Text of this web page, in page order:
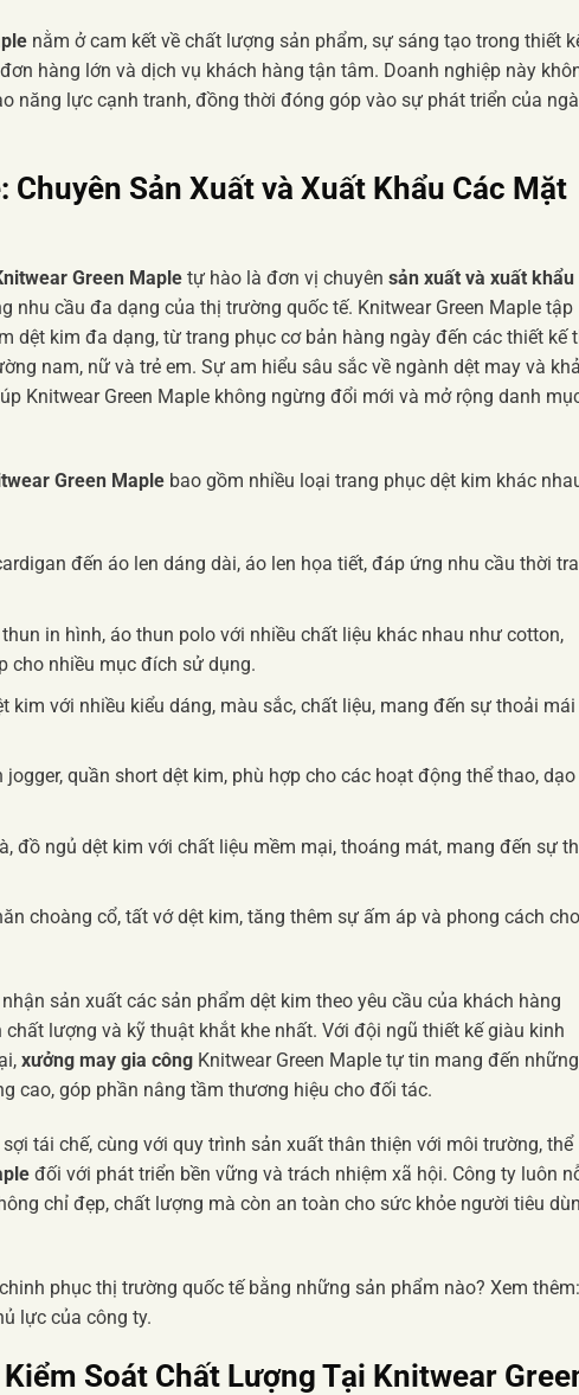
nằm ở cam kết về chất lượng sản phẩm, sự sáng tạo trong thiết
hàng lớn và dịch vụ khách hàng tận tâm. Doanh nghiệp này
năng lực cạnh tranh, đồng thời đóng góp vào sự phát triển của
Chuyên Sản Xuất và Xuất Khẩu Các Mặt
Green Maple tự hào là đơn vị chuyên sản xuất và xuất khẩu
nhu cầu đa dạng của thị trường quốc tế. Knitwear Green Maple tập
dệt kim đa dạng, từ trang phục cơ bản hàng ngày đến các thiết kế
nam, nữ và trẻ em. Sự am hiểu sâu sắc về ngành dệt may và khả
Knitwear Green Maple không ngừng đổi mới và mở rộng danh
Green Maple bao gồm nhiều loại trang phục dệt kim khác
đến áo len dáng dài, áo len họa tiết, đáp ứng nhu cầu thời
in hình, áo thun polo với nhiều chất liệu khác nhau như cotton,
cho nhiều mục đích sử dụng.
kim với nhiều kiểu dáng, màu sắc, chất liệu, mang đến sự thoải mái
jogger, quần short dệt kim, phù hợp cho các hoạt động thể thao, dạo
đồ ngủ dệt kim với chất liệu mềm mại, thoáng mát, mang đến sự
choàng cổ, tất vớ dệt kim, tăng thêm sự ấm áp và phong cách cho
sản xuất các sản phẩm dệt kim theo yêu cầu của khách hàng
lượng và kỹ thuật khắt khe nhất. Với đội ngũ thiết kế giàu kinh
xưởng may gia công Knitwear Green Maple tự tin mang đến những
cao, góp phần nâng tầm thương hiệu cho đối tác.
tái chế, cùng với quy trình sản xuất thân thiện với môi trường, thể
đối với phát triển bền vững và trách nhiệm xã hội. Công ty luôn
chỉ đẹp, chất lượng mà còn an toàn cho sức khỏe người tiêu
phục thị trường quốc tế bằng những sản phẩm nào? Xem thêm:
lực của công ty.
Soát Chất Lượng Tại Knitwear